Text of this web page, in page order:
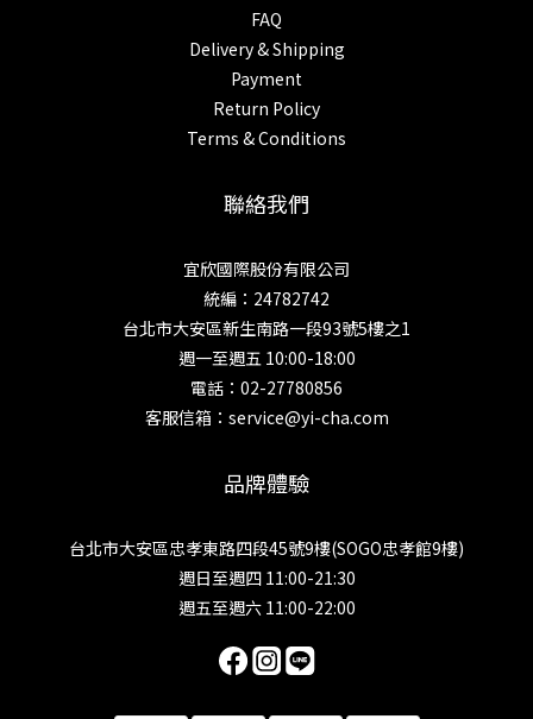
FAQ
Delivery & Shipping
Payment
Return Policy
Terms & Conditions
聯絡我們
宜欣國際股份有限公司
統編：24782742
台北市大安區新生南路一段93號5樓之1
週一至週五 10:00-18:00
電話：02-27780856
客服信箱：service@yi-cha.com
品牌體驗
台北市大安區忠孝東路四段45號9樓(SOGO忠孝館9樓)
週日至週四 11:00-21:30
週五至週六 11:00-22:00